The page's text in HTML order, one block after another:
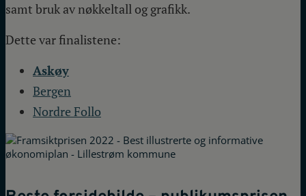
samt bruk av nøkkeltall og grafikk.
Dette var finalistene:
Askøy
Bergen
Nordre Follo